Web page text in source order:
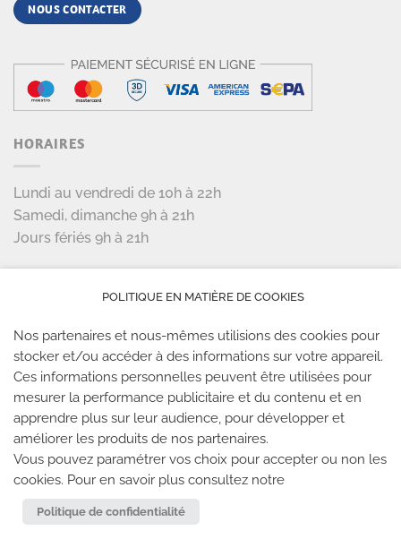
NOUS CONTACTER
HORAIRES
Lundi au vendredi de 10h à 22h
Samedi, dimanche 9h à 21h
Jours fériés 9h à 21h
LES SALLES CLIMB UP
Climb Up vous accueille dans ses salles, partout en
France
TROUVE TA SALLE
POLITIQUE EN MATIÈRE DE COOKIES
Nos partenaires et nous-mêmes utilisions des cookies pour
stocker et/ou accéder à des informations sur votre appareil.
Ces informations personnelles peuvent être utilisées pour
mesurer la performance publicitaire et du contenu et en
apprendre plus sur leur audience, pour développer et
améliorer les produits de nos partenaires.
Vous pouvez paramétrer vos choix pour accepter ou non les
cookies. Pour en savoir plus consultez notre
Politique de confidentialité